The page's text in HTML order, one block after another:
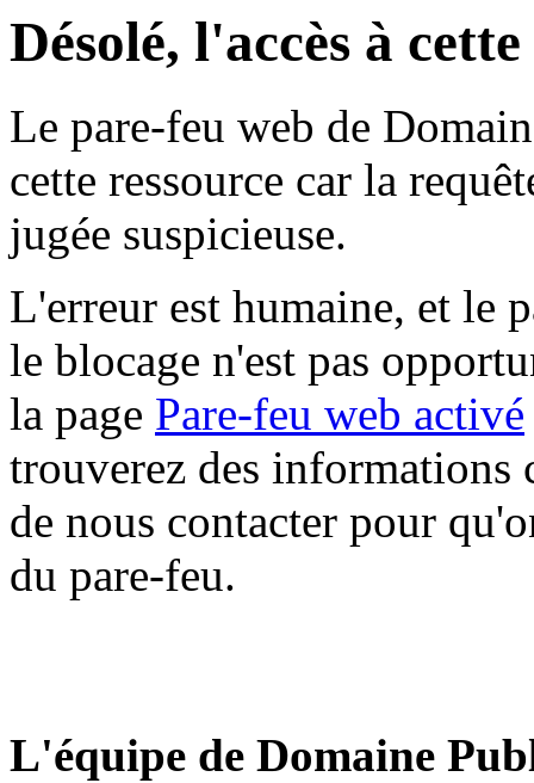
Désolé, l'accès à
Le pare-feu web de
cette ressource car la
jugée suspicieuse.
L'erreur est humaine, et le
le blocage n'est pas
la page Pare-feu web activé
trouverez des informations
de nous contacter pour
du pare-feu.
L'équipe de Domaine